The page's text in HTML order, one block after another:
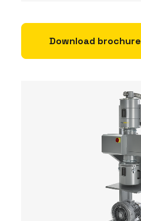
Download brochure